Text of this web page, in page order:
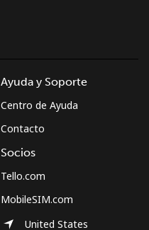
Ayuda y Soporte
Centro de Ayuda
Contacto
Socios
Tello.com
MobileSIM.com
United States